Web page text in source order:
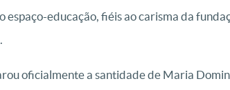
educação, fiéis ao carisma da
oficialmente a santidade de Maria